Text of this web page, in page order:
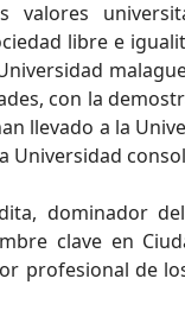
valores
libre e
con la
llevado a la
Universidad
dominador
clave en
profesional de